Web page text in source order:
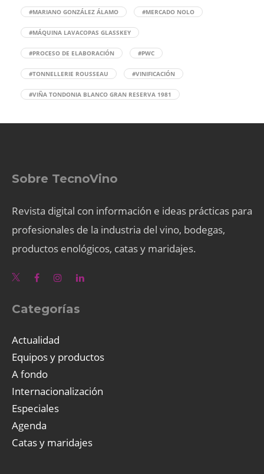
#MARIANO GONZÁLEZ ÁLAMO #MERCADO NOLO
#MÁQUINA LAVACOPAS GLASSKEY
#PROCESO DE ELABORACIÓN #PWC
#TONNELLERIE ROUSSEAU #VINIFICACIÓN
#VIÑA TONDONIA BLANCO GRAN RESERVA 1981
Sobre TecnoVino
Revista digital con información e ideas prácticas para
profesionales de la industria del vino, bodegas,
productos enológicos, catas y maridajes.
Categorías
Actualidad
Equipos y productos
A fondo
Internacionalización
Especiales
Agenda
Catas y maridajes